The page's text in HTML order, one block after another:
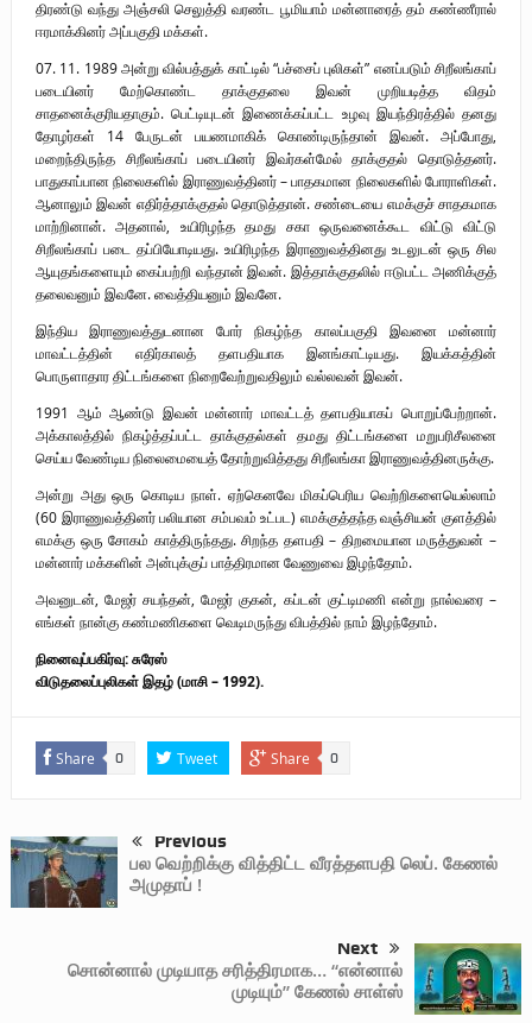
திரண்டு வந்து அஞ்சலி செலுத்தி வரண்ட பூமியாம் மன்னாரைத் தம் கண்ணீரால்
ஈரமாக்கினர் அப்பகுதி மக்கள்.
07. 11. 1989 அன்று வில்பத்துக் காட்டில் “பச்சைப் புலிகள்” எனப்படும் சிறீலங்காப்
படையினர் மேற்கொண்ட தாக்குதலை இவன் முறியடித்த விதம்
சாதனைக்குரியதாகும். பெட்டியுடன் இணைக்கப்பட்ட உழவு இயந்திரத்தில் தனது
தோழர்கள் 14 பேருடன் பயணமாகிக் கொண்டிருந்தான் இவன். அப்போது,
மறைந்திருந்த சிறீலங்காப் படையினர் இவர்கள்மேல் தாக்குதல் தொடுத்தனர்.
பாதுகாப்பான நிலைகளில் இராணுவத்தினர் – பாதகமான நிலைகளில் போராளிகள்.
ஆனாலும் இவன் எதிர்த்தாக்குதல் தொடுத்தான். சண்டையை எமக்குச் சாதகமாக
மாற்றினான். அதனால், உயிரிழந்த தமது சகா ஒருவனைக்கூட விட்டு விட்டு
சிறீலங்காப் படை தப்பியோடியது. உயிரிழந்த இராணுவத்தினது உடலுடன் ஒரு சில
ஆயுதங்களையும் கைப்பற்றி வந்தான் இவன். இத்தாக்குதலில் ஈடுபட்ட அணிக்குத்
தலைவனும் இவனே. வைத்தியனும் இவனே.
இந்திய இராணுவத்துடனான போர் நிகழ்ந்த காலப்பகுதி இவனை மன்னார்
மாவட்டத்தின் எதிர்காலத் தளபதியாக இனங்காட்டியது. இயக்கத்தின்
பொருளாதார திட்டங்களை நிறைவேற்றுவதிலும் வல்லவன் இவன்.
1991 ஆம் ஆண்டு இவன் மன்னார் மாவட்டத் தளபதியாகப் பொறுப்பேற்றான்.
அக்காலத்தில் நிகழ்த்தப்பட்ட தாக்குதல்கள் தமது திட்டங்களை மறுபரிசீலனை
செய்ய வேண்டிய நிலைமையைத் தோற்றுவித்தது சிறீலங்கா இராணுவத்தினருக்கு.
அன்று அது ஒரு கொடிய நாள். ஏற்கெனவே மிகப்பெரிய வெற்றிகளையெல்லாம்
(60 இராணுவத்தினர் பலியான சம்பவம் உட்பட) எமக்குத்தந்த வஞ்சியன் குளத்தில்
எமக்கு ஒரு சோகம் காத்திருந்தது. சிறந்த தளபதி – திறமையான மருத்துவன் –
மன்னார் மக்களின் அன்புக்குப் பாத்திரமான வேணுவை இழந்தோம்.
அவனுடன், மேஜர் சயந்தன், மேஜர் குகன், கப்டன் குட்டிமணி என்று நால்வரை –
எங்கள் நான்கு கண்மணிகளை வெடிமருந்து விபத்தில் நாம் இழந்தோம்.
நினைவுப்பகிர்வு: சுரேஸ்
விடுதலைப்புலிகள் இதழ் (மாசி – 1992).
Share 0 Tweet Share 0
Previous
பல வெற்றிக்கு வித்திட்ட வீரத்தளபதி லெப். கேணல்
அமுதாப் !
Next
சொன்னால் முடியாத சரித்திரமாக… “என்னால்
முடியும்” கேணல் சாள்ஸ்